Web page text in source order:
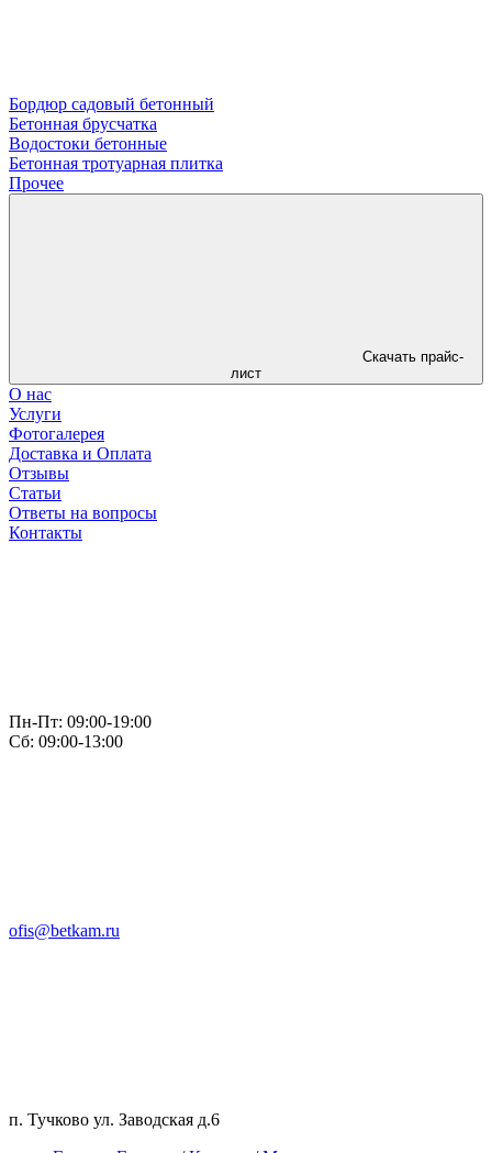
Бордюр садовый бетонный
Бетонная брусчатка
Водостоки бетонные
Бетонная тротуарная плитка
Прочее
Скачать прайс-
лист
О нас
Услуги
Фотогалерея
Доставка и Оплата
Отзывы
Статьи
Ответы на вопросы
Контакты
Пн-Пт: 09:00-19:00
Сб: 09:00-13:00
ofis@betkam.ru
п. Тучково ул. Заводская д.6